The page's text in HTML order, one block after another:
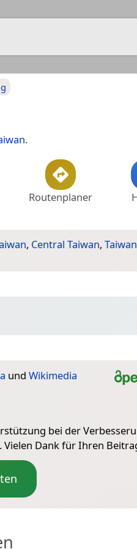
.
Routenplaner
, Central Taiwan, Taiwan
und Wikimedia
bei der
Dank für Ihren